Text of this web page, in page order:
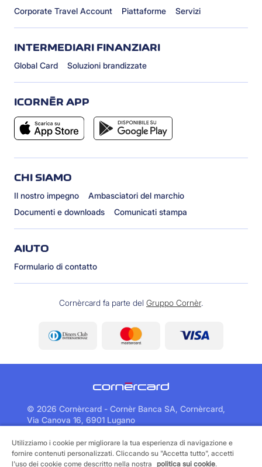
Corporate Travel Account
Piattaforme Servizi
INTERMEDIARI FINANZIARI
Global Card Soluzioni brandizzate
ICORNÈR APP
CHI SIAMO
Il nostro impegno
Ambasciatori del marchio
Documenti e downloads
Comunicati stampa
AIUTO
Formulario di contatto
Cornèrcard fa parte del Gruppo Cornèr.
© 2026 Cornèrcard - Cornèr Banca SA, Cornèrcard,
Via Canova 16, 6901 Lugano
Area legale
Cookie policy
Informativa sulla protezione dei dati
Utilizziamo i cookie per migliorare la tua esperienza di navigazione e
fornire contenuti personalizzati. Cliccando su "Accetta tutto", accetti
l'uso dei cookie come descritto nella nostra politica sui cookie.